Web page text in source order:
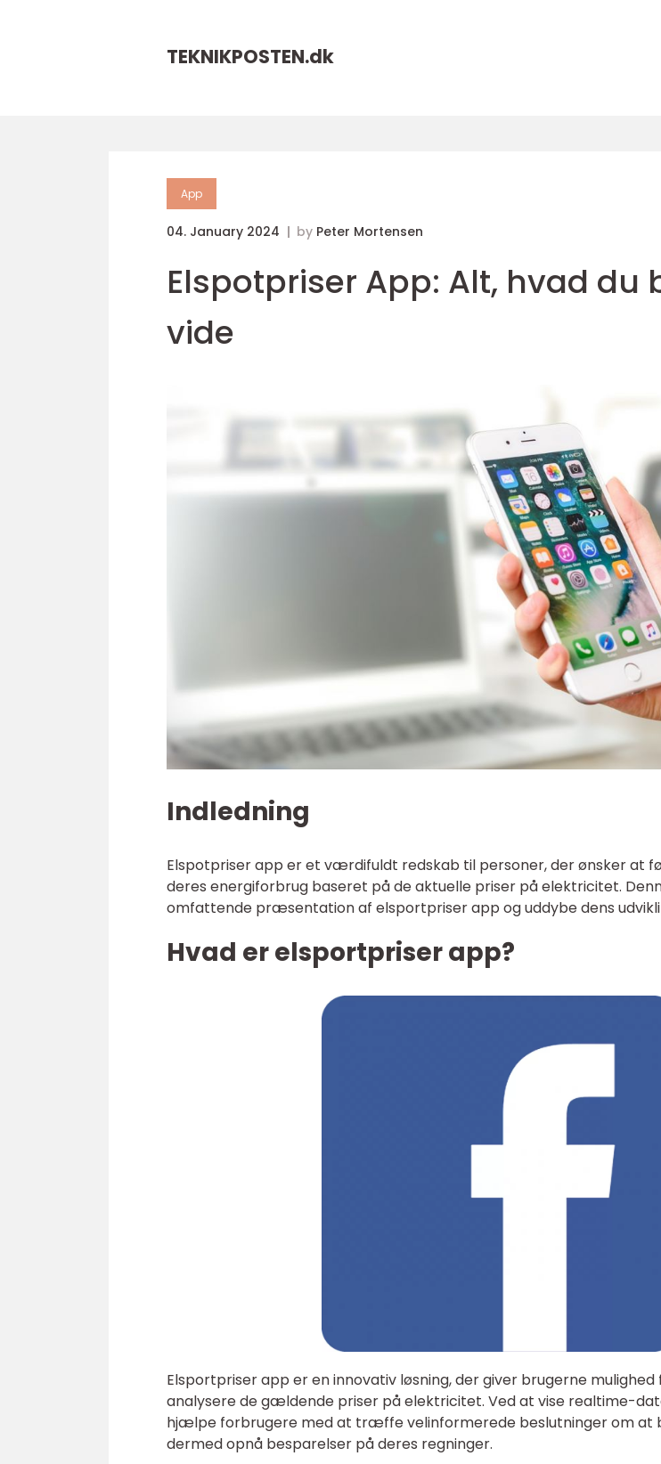
TEKNIKPOSTEN.dk
App
04. January 2024 by Peter Mortensen
Elspotpriser App: Alt, hvad du
vide
Indledning
Elspotpriser app er et værdifuldt redskab til personer, der ønsker at
deres energiforbrug baseret på de aktuelle priser på elektricitet.
omfattende præsentation af elsportpriser app og uddybe dens
Hvad er elsportpriser app?
Elsportpriser app er en innovativ løsning, der giver brugerne
analysere de gældende priser på elektricitet. Ved at vise realtime-
hjælpe forbrugere med at træffe velinformerede beslutninger om at
dermed opnå besparelser på deres regninger.